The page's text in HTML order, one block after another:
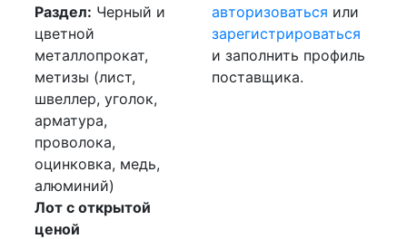
Раздел: Черный и
цветной
металлопрокат,
метизы (лист,
швеллер, уголок,
арматура,
проволока,
оцинковка, медь,
алюминий)
Лот с открытой
ценой
авторизоваться или
зарегистрироваться
и заполнить профиль
поставщика.